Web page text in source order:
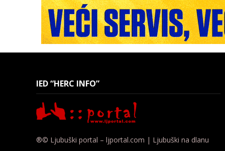
IED “HERC INFO”
®© Ljubuški portal – ljportal.com | Ljubuški na dlanu